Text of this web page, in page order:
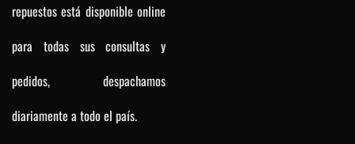
repuestos está disponible online
para todas sus consultas y
pedidos, despachamos
diariamente a todo el país.